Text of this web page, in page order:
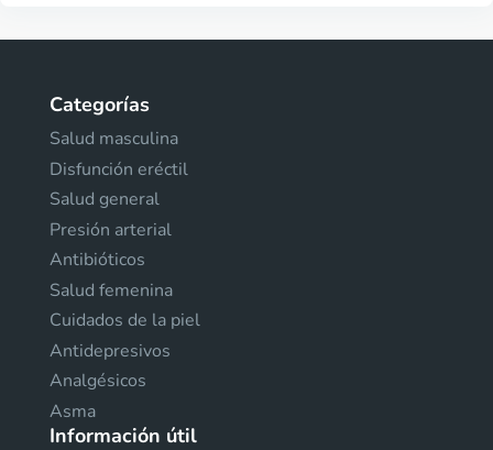
Categorías
Salud masculina
Disfunción eréctil
Salud general
Presión arterial
Antibióticos
Salud femenina
Cuidados de la piel
Antidepresivos
Analgésicos
Asma
Información útil